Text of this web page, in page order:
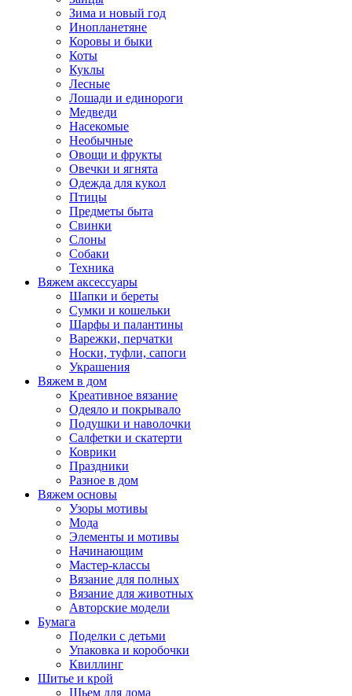
Зима и новый год
Инопланетяне
Коровы и быки
Коты
Куклы
Лесные
Лошади и единороги
Медведи
Насекомые
Необычные
Овощи и фрукты
Овечки и ягнята
Одежда для кукол
Птицы
Предметы быта
Свинки
Слоны
Собаки
Техника
Вяжем аксессуары
Шапки и береты
Сумки и кошельки
Шарфы и палантины
Варежки, перчатки
Носки, туфли, сапоги
Украшения
Вяжем в дом
Креативное вязание
Одеяло и покрывало
Подушки и наволочки
Салфетки и скатерти
Коврики
Праздники
Разное в дом
Вяжем основы
Узоры мотивы
Мода
Элементы и мотивы
Начинающим
Мастер-классы
Вязание для полных
Вязание для животных
Авторские модели
Бумага
Поделки с детьми
Упаковка и коробочки
Квиллинг
Шитье и крой
Шьем для дома